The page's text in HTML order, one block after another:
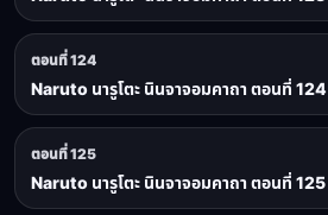
ตอนที่ 124
Naruto นารูโตะ นินจาจอมคาถา ตอนที่ 124
ตอนที่ 125
Naruto นารูโตะ นินจาจอมคาถา ตอนที่ 125